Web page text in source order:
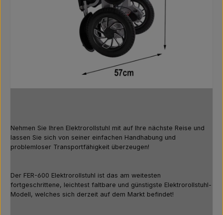
Nehmen Sie Ihren Elektrorollstuhl mit auf Ihre nächste Reise und
lassen Sie sich von seiner einfachen Handhabung und
problemloser Transportfähigkeit überzeugen!
Der FER-600 Elektrorollstuhl ist das am weitesten
fortgeschrittene, leichtest faltbare und günstigste Elektrorollstuhl-
Modell, welches sich derzeit auf dem Markt befindet!